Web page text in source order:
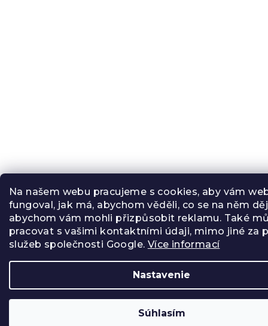
Na našem webu pracujeme s cookies, aby vám
fungoval, jak má, abychom věděli, co se na něm
abychom vám mohli přizpůsobit reklamu. Také
pracovat s vašimi kontaktními údaji, mimo jiné za
služeb společnosti Google. Více informací
Nastavenie
Súhlasím